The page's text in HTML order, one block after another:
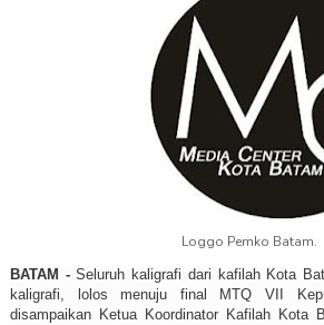
Loggo Pemko Batam.
BATAM -Seluruh kaligrafi dari kafilah Kota
kaligrafi, lolos menuju final MTQ VII
disampaikan Ketua Koordinator Kafilah Kota